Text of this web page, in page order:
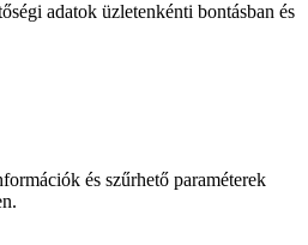
adatok üzletenkénti bontásban és
és szűrhető paraméterek